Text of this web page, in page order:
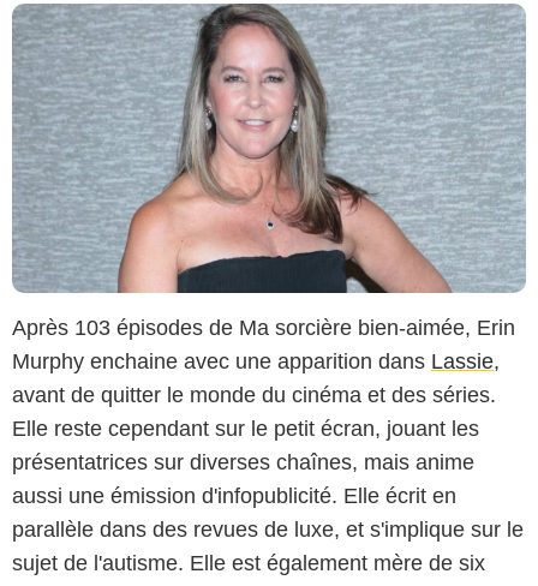
Après 103 épisodes de Ma sorcière bien-aimée, Erin
Murphy enchaine avec une apparition dans Lassie,
avant de quitter le monde du cinéma et des séries.
Elle reste cependant sur le petit écran, jouant les
présentatrices sur diverses chaînes, mais anime
aussi une émission d'infopublicité. Elle écrit en
parallèle dans des revues de luxe, et s'implique sur le
sujet de l'autisme. Elle est également mère de six